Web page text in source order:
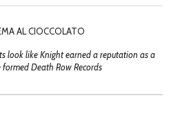
AL CIOCCOLATO
look like Knight earned a reputation as a
Death Row Records